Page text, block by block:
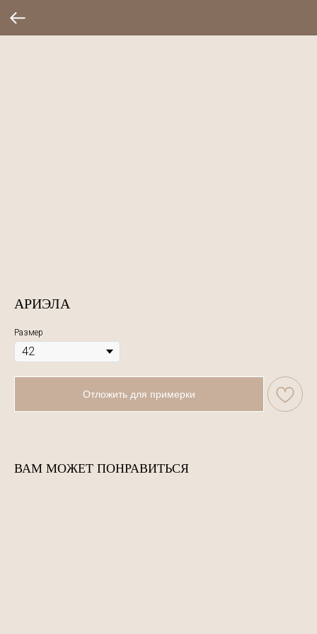
АРИЭЛА
Размер
Отложить для примерки
ВАМ МОЖЕТ ПОНРАВИТЬСЯ